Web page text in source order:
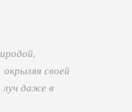
своей
луч даже в